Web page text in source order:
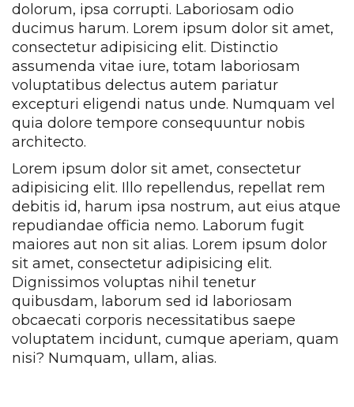
dolorum, ipsa corrupti. Laboriosam odio
ducimus harum. Lorem ipsum dolor sit amet,
consectetur adipisicing elit. Distinctio
assumenda vitae iure, totam laboriosam
voluptatibus delectus autem pariatur
excepturi eligendi natus unde. Numquam vel
quia dolore tempore consequuntur nobis
architecto.
Lorem ipsum dolor sit amet, consectetur
adipisicing elit. Illo repellendus, repellat rem
debitis id, harum ipsa nostrum, aut eius atque
repudiandae officia nemo. Laborum fugit
maiores aut non sit alias. Lorem ipsum dolor
it amet, consectetur adipisicing elit.
Dignissimos voluptas nihil tenetur
quibusdam, laborum sed id laboriosam
obcaecati corporis necessitatibus saepe
voluptatem incidunt, cumque aperiam, quam
nisi? Numquam, ullam, alias.